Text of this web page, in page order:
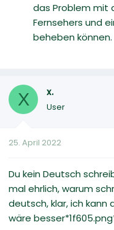
das Problem mit
Fernsehers und
beheben können.
X x.
User
25. April 2022
Du kein Deutsch
mal ehrlich, warum
deutsch, klar, ich
wäre